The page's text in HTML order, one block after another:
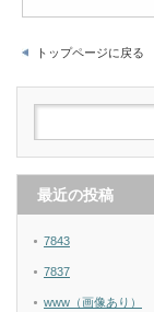
トップページに戻る
最近の投稿
7843
7837
www（画像あり）